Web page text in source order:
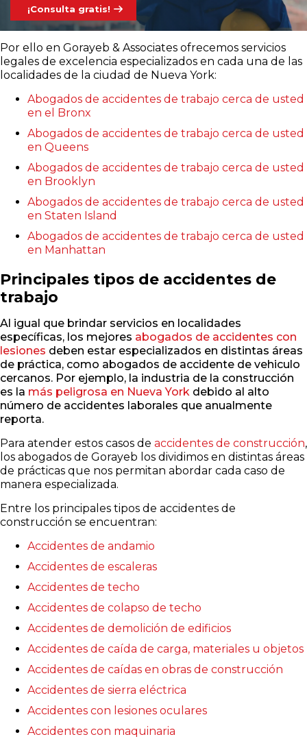
¡Consulta gratis!
Por ello en Gorayeb & Associates ofrecemos servicios
legales de excelencia especializados en cada una de las
localidades de la ciudad de Nueva York:
Abogados de accidentes de trabajo cerca de usted
en el Bronx
Abogados de accidentes de trabajo cerca de usted
en Queens
Abogados de accidentes de trabajo cerca de usted
en Brooklyn
Abogados de accidentes de trabajo cerca de usted
en Staten Island
Abogados de accidentes de trabajo cerca de usted
en Manhattan
Principales tipos de accidentes de
trabajo
Al igual que brindar servicios en localidades
específicas, los mejores abogados de accidentes con
lesiones deben estar especializados en distintas áreas
de práctica, como abogados de accidente de vehiculo
cercanos. Por ejemplo, la industria de la construcción
es la más peligrosa en Nueva York debido al alto
número de accidentes laborales que anualmente
reporta.
Para atender estos casos de accidentes de construcción,
los abogados de Gorayeb los dividimos en distintas áreas
de prácticas que nos permitan abordar cada caso de
manera especializada.
Entre los principales tipos de accidentes de
construcción se encuentran:
Accidentes de andamio
Accidentes de escaleras
Accidentes de techo
Accidentes de colapso de techo
Accidentes de demolición de edificios
Accidentes de caída de carga, materiales u objetos
Accidentes de caídas en obras de construcción
Accidentes de sierra eléctrica
Accidentes con lesiones oculares
Accidentes con maquinaria